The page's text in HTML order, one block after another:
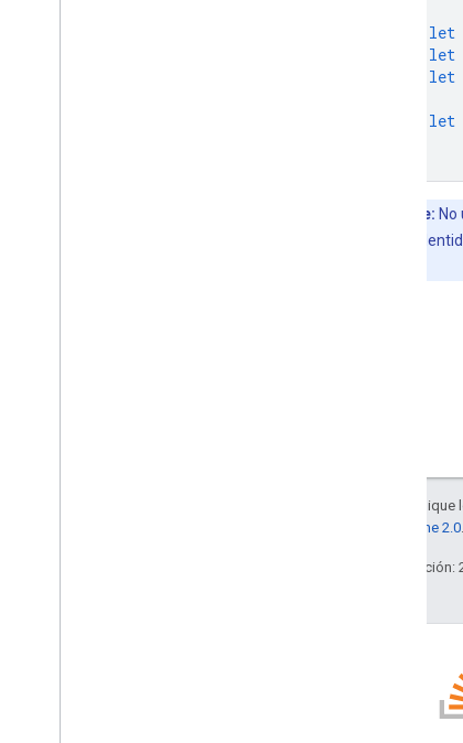
let
let
let
let
Importante:
comunicar la
Salvo que se
licencia Apache 2.0
Última actualización: